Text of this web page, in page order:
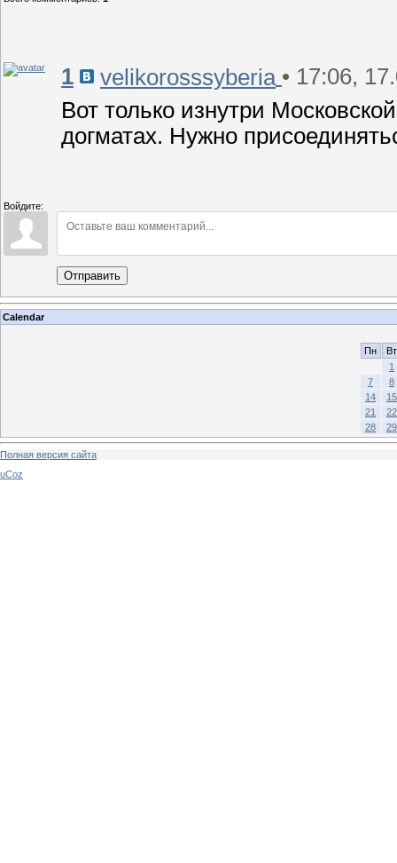
1 velikorosssyberia • 17:06,
Вот только изнутри
догматах. Нужно
Войдите:
Отправить
Calendar
Пн
Вт
1
7
8
14
15
21
22
28
29
Полная версия сайта
uCoz